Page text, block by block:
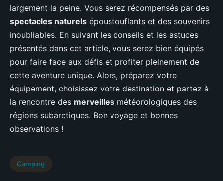
largement la peine. Vous serez récompensés par des
spectacles naturels époustouflants et des souvenirs
inoubliables. En suivant les conseils et les astuces
présentés dans cet article, vous serez bien équipés
pour faire face aux défis et profiter pleinement de
cette aventure unique. Alors, préparez votre
équipement, choisissez votre destination et partez à
la rencontre des merveilles météorologiques des
régions subarctiques. Bon voyage et bonnes
observations !
Camping